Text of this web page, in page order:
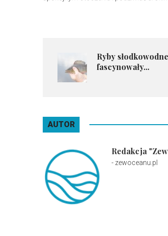
Ryby
fascynowały...
AUTOR
Redakcja
- zewoceanu.pl